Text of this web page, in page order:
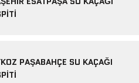
PAŞABAHÇE SU KAÇAĞI